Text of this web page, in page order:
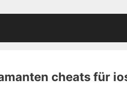
cheats für